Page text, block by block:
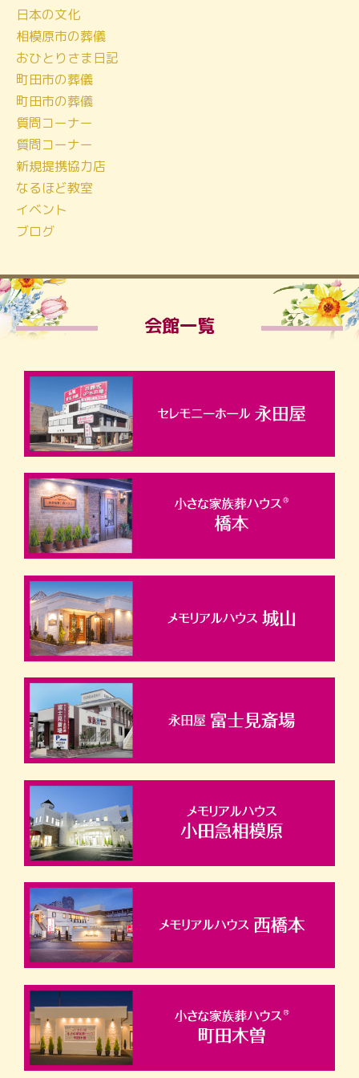
日本の文化
相模原市の葬儀
おひとりさま日記
町田市の葬儀
町田市の葬儀
質問コーナー
質問コーナー
新規提携協力店
なるほど教室
イベント
ブログ
会館一覧